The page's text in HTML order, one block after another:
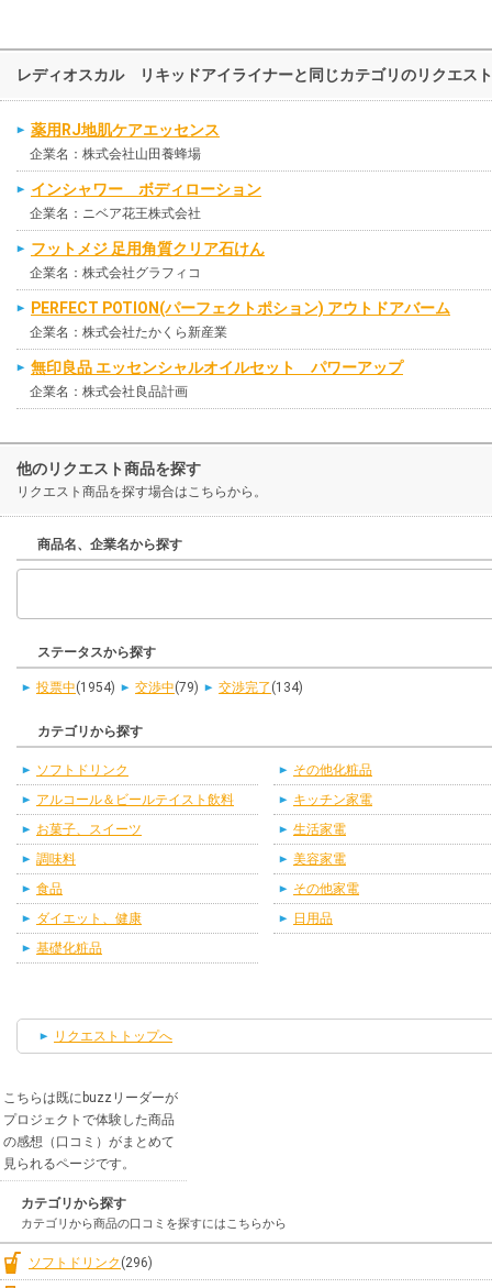
レディオスカル リキッドアイライナーと同じカテゴリのリクエス
薬用RJ地肌ケアエッセンス
企業名：株式会社山田養蜂場
インシャワー ボディローション
企業名：ニベア花王株式会社
フットメジ 足用角質クリア石けん
企業名：株式会社グラフィコ
PERFECT POTION(パーフェクトポション) アウトドアバーム
企業名：株式会社たかくら新産業
無印良品 エッセンシャルオイルセット パワーアップ
企業名：株式会社良品計画
他のリクエスト商品を探す
リクエスト商品を探す場合はこちらから。
商品名、企業名から探す
ステータスから探す
投票中(1954) 交渉中(79) 交渉完了 (134)
カテゴリから探す
ソフトドリンク
アルコール＆ビールテイスト飲料
お菓子、スイーツ
調味料
食品
ダイエット、健康
基礎化粧品
その他化粧品
キッチン家電
生活家電
美容家電
その他家電
日用品
リクエストトップへ
こちらは既にbuzzリーダーが
プロジェクトで体験した商品
の感想（口コミ）がまとめて
見られるページです。
カテゴリから探す
カテゴリから商品の口コミを探すにはこちらから
ソフトドリンク (296)